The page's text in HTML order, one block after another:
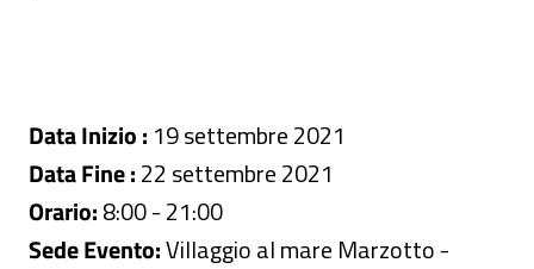
Data Inizio : 19 settembre 2021
Data Fine :22 settembre 2021
Orario:8:00 - 21:00
Sede Evento:Villaggio al mare Marzotto -